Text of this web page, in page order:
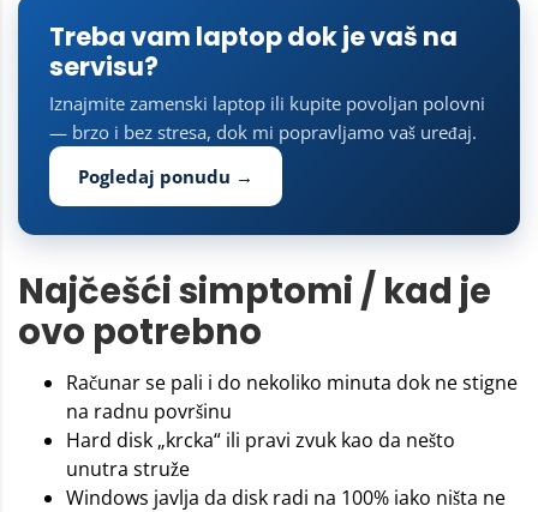
Treba vam laptop dok je vaš na
servisu?
Iznajmite zamenski laptop ili kupite povoljan polovni
— brzo i bez stresa, dok mi popravljamo vaš uređaj.
Pogledaj ponudu →
Najčešći simptomi / kad je
ovo potrebno
Računar se pali i do nekoliko minuta dok ne stigne
na radnu površinu
Hard disk „krcka“ ili pravi zvuk kao da nešto
unutra struže
Windows javlja da disk radi na 100% iako ništa ne